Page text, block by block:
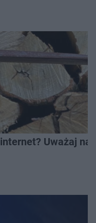
Uważaj na